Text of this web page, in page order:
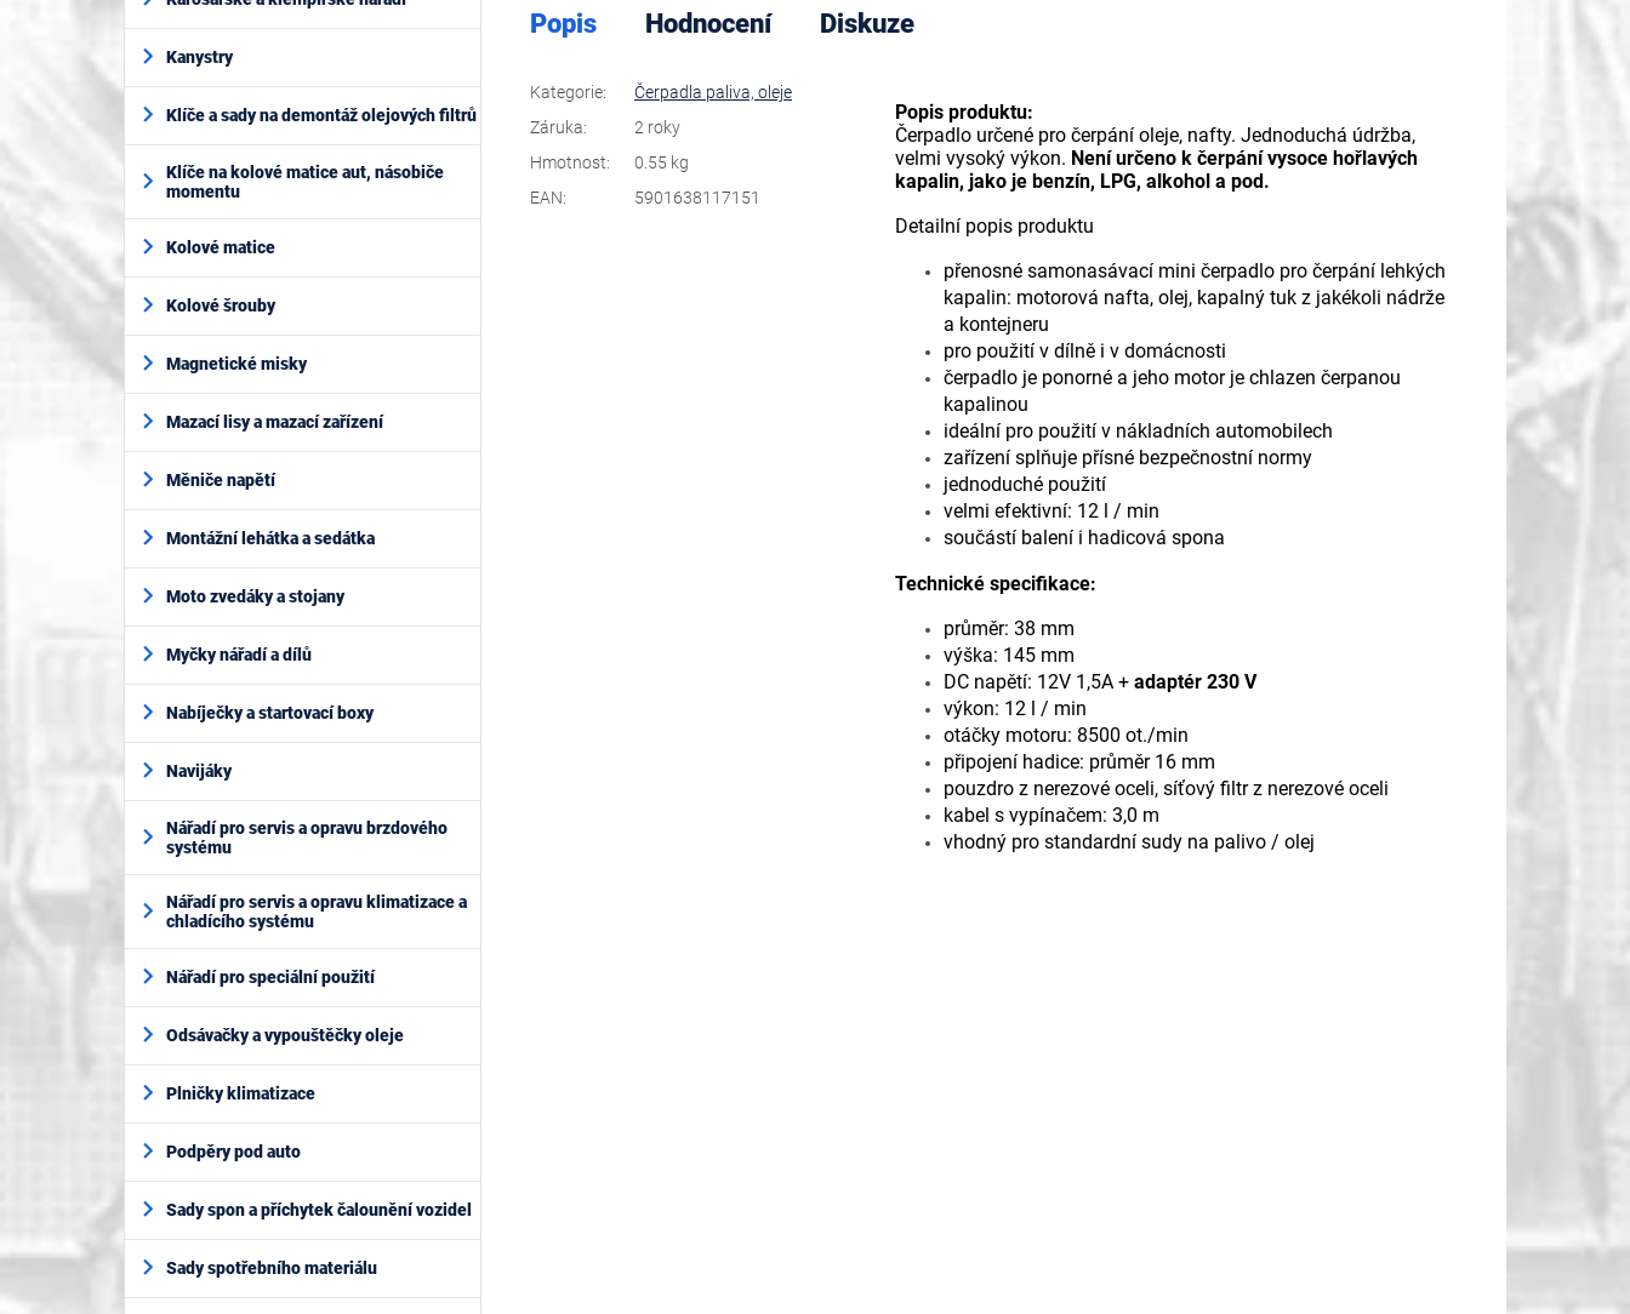
Kanystry
Klíče a sady na demontáž olejových filtrů
Klíče na kolové matice aut, násobiče
momentu
Kolové matice
Kolové šrouby
Magnetické misky
Mazací lisy a mazací zařízení
Měniče napětí
Montážní lehátka a sedátka
Moto zvedáky a stojany
Myčky nářadí a dílů
Nabíječky a startovací boxy
Navijáky
Nářadí pro servis a opravu brzdového
systému
Nářadí pro servis a opravu klimatizace a
chladícího systému
Nářadí pro speciální použití
Odsávačky a vypouštěčky oleje
Plničky klimatizace
Podpěry pod auto
Sady spon a příchytek čalounění vozidel
Sady spotřebního materiálu
Popis Hodnocení Diskuze
Popis produktu:
Čerpadlo určené pro čerpání oleje, nafty. Jednoduchá údržba,
velmi vysoký výkon. Není určeno k čerpání vysoce hořlavých
kapalin, jako je benzín, LPG, alkohol a pod.
Detailní popis produktu
přenosné samonasávací mini čerpadlo pro čerpání lehkých
kapalin: motorová nafta, olej, kapalný tuk z jakékoli nádrže
a kontejneru
pro použití v dílně i v domácnosti
čerpadlo je ponorné a jeho motor je chlazen čerpanou
kapalinou
ideální pro použití v nákladních automobilech
zařízení splňuje přísné bezpečnostní normy
jednoduché použití
velmi efektivní: 12 l / min
součástí balení i hadicová spona
Technické specifikace:
průměr: 38 mm
výška: 145 mm
DC napětí: 12V 1,5A +adaptér 230 V
výkon: 12 l / min
otáčky motoru: 8500 ot./min
připojení hadice: průměr 16 mm
pouzdro z nerezové oceli, síťový filtr z nerezové oceli
kabel s vypínačem: 3,0 m
vhodný pro standardní sudy na palivo / olej
Kategorie:
Čerpadla paliva, oleje
Záruka:
2 roky
Hmotnost:
0.55 kg
EAN: 5901638117151